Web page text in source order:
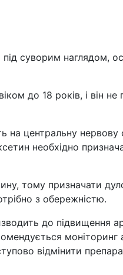
суворим наглядом,
до 18 років, і він не
на центральну нервову
необхідно
тому призначати
з обережністю.
до підвищення
моніторинг
відмінити